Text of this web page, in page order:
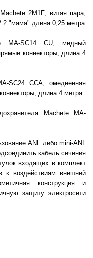
2M1F, витая пара,
2 "мама" длина 0,25 метра
MA-SC14 CU, медный
коннекторы, длина 4
SC24 CCA, омедненная
длина 4 метра
Machete MA-
ANL либо mini-ANL
кабель сечения
входящих в комплект
к воздействиям внешней
конструкция и
защиту электросети